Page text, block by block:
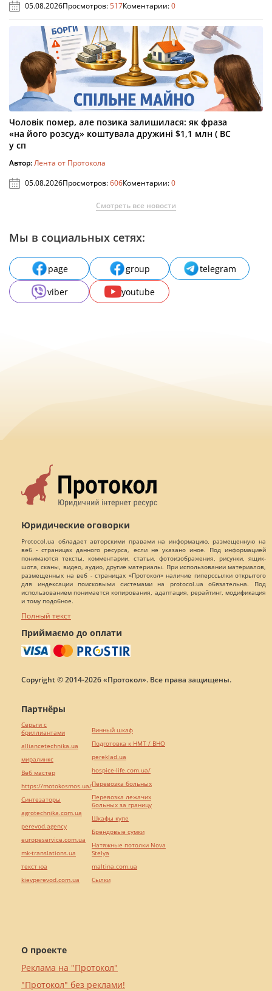
05.08.2026Просмотров:517Коментарии:0
Чоловік помер, але позика залишилася: як фраза
«на його розсуд» коштувала дружині $1,1 млн ( ВС
у сп
Автор:Лента от Протокола
05.08.2026Просмотров:606Коментарии:0
Смотреть все новости
Мы в социальных сетях:
page group
telegram
viber
youtube
Юридические оговорки
Protocol.ua обладает авторскими правами на информацию, размещенную на
веб - страницах данного ресурса, если не указано иное. Под информацией
понимаются тексты, комментарии, статьи, фотоизображения, рисунки, ящик-
шота, сканы, видео, аудио, другие материалы. При использовании материалов,
размещенных на веб - страницах «Протокол» наличие гиперссылки открытого
для индексации поисковыми системами на protocol.ua обязательна. Под
использованием понимается копирования, адаптация, рерайтинг, модификация
и тому подобное.
Полный текст
Приймаємо до оплати
Copyright © 2014-2026 «Протокол». Все права защищены.
О проекте
Реклама на "Протокол"
"Протокол" без реклами!
Партнёры
Серьги с
бриллиантами
alliancetechnika.ua
миралинкс
Веб мастер
https://motokosmos.ua/
Синтезаторы
agrotechnika.com.ua
perevod.agency
europeservice.com.ua
mk-translations.ua
текст юа
kievperevod.com.ua
Винный шкаф
Подготовка к НМТ / ВНО
pereklad.ua
hospice-life.com.ua/
Перевозка больных
Перевозка лежачих
больных за границу
Шкафы купе
Брендовые сумки
Натяжные потолки Nova
Stelya
maltina.com.ua
Cылки